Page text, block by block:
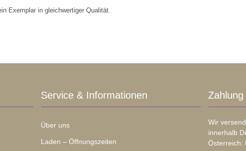
Exemplar in gleichwertiger Qualität.
Service & Informationen
Über uns
Laden – Öffnungszeiten
Zahlung
Wir
innerhalb
Österreich: